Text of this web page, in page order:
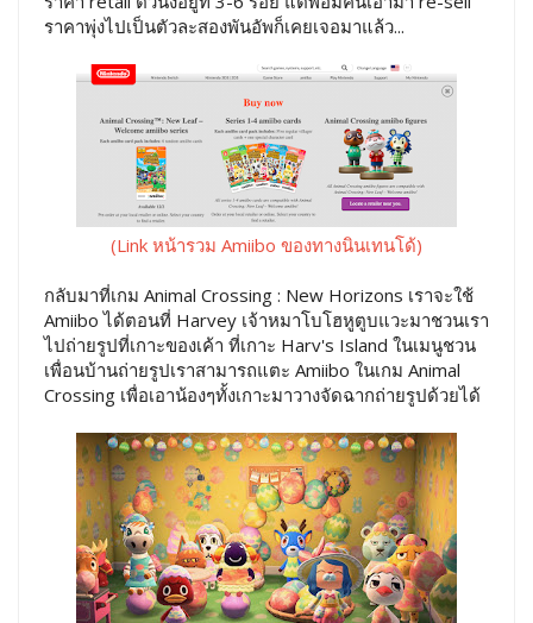
ราคาพุ่งไปเป็นตัวละสองพันอัพก็เคยเจอมาแล้ว...
(Link หน้ารวม Amiibo ของทางนินเทนโด้)
กลับมาที่เกม Animal Crossing : New Horizons เราจะใช้
Amiibo ได้ตอนที่ Harvey เจ้าหมาโบโฮหูตูบแวะมาชวนเรา
ไปถ่ายรูปที่เกาะของเค้า ที่เกาะ Harv's Island ในเมนูชวน
เพื่อนบ้านถ่ายรูปเราสามารถแตะ Amiibo ในเกม Animal
Crossing เพื่อเอาน้องๆทั้งเกาะมาวางจัดฉากถ่ายรูปด้วยได้